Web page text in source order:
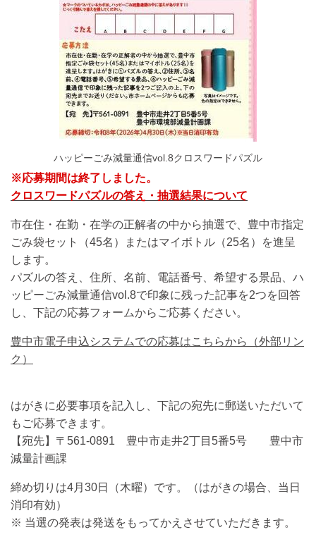
ハッピーごみ減量通信vol.8クロスワードパズル
※応募期間は終了しました。
クロスワードパズルの答え・抽選結果について
市在住・在勤・在学の正解者の中から抽選で、豊中市指定
ごみ袋セット（45名）またはマイボトル（25名）を進呈
します。
パズルの答え、住所、名前、電話番号、希望する景品、ハ
ッピーごみ減量通信vol.8で印象に残った記事を2つを回答
し、下記の応募フォームからご応募ください。
豊中市電子申込システムでの応募はこちらから（外部リン
ク）
はがきに必要事項を記入し、下記の宛先に郵送いただいて
もご応募できます。
【宛先】〒561-0891 豊中市走井2丁目5番5号 豊中市
減量計画課
締め切りは4月30日（木曜）です。（はがきの場合、当日
消印有効）
※ 当選の発表は発送をもってかえさせていただきます。